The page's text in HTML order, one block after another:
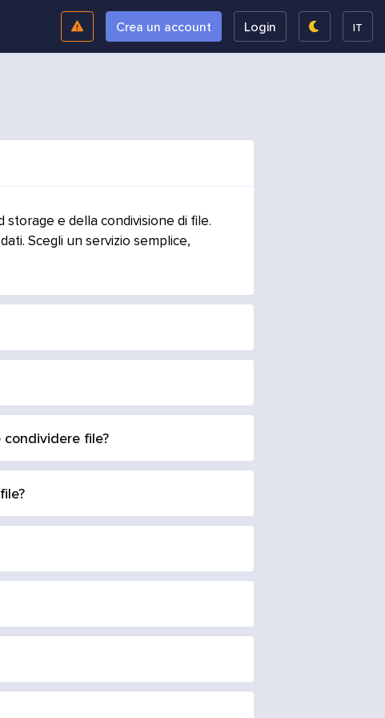
Crea un account Login IT
e della condivisione di file.
Scegli un servizio semplice,
file?